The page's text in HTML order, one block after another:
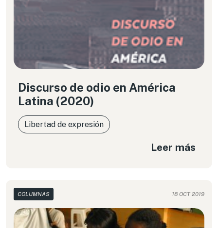
Discurso de odio en América
Latina (2020)
Libertad de expresión
Leer más
COLUMNAS 18 OCT 2019